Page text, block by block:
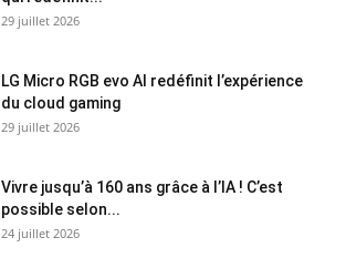
29 juillet 2026
LG Micro RGB evo AI redéfinit l’expérience
du cloud gaming
29 juillet 2026
Vivre jusqu’à 160 ans grâce à l’IA ! C’est
possible selon...
24 juillet 2026